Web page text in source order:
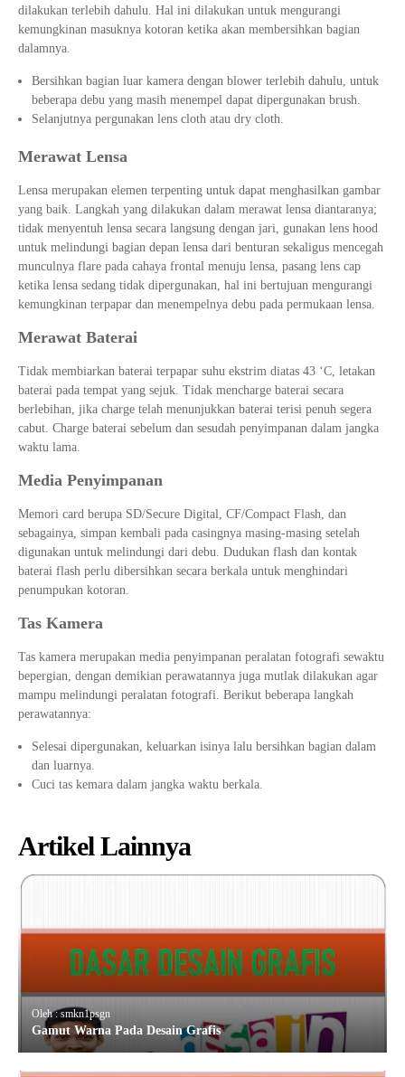
dilakukan terlebih dahulu. Hal ini dilakukan untuk mengurangi
kemungkinan masuknya kotoran ketika akan membersihkan bagian
dalamnya.
Bersihkan bagian luar kamera dengan blower terlebih dahulu, untuk
beberapa debu yang masih menempel dapat dipergunakan brush.
Selanjutnya pergunakan lens cloth atau dry cloth.
Merawat Lensa
Lensa merupakan elemen terpenting untuk dapat menghasilkan gambar
yang baik. Langkah yang dilakukan dalam merawat lensa diantaranya;
tidak menyentuh lensa secara langsung dengan jari, gunakan lens hood
untuk melindungi bagian depan lensa dari benturan sekaligus mencegah
munculnya flare pada cahaya frontal menuju lensa, pasang lens cap
ketika lensa sedang tidak dipergunakan, hal ini bertujuan mengurangi
kemungkinan terpapar dan menempelnya debu pada permukaan lensa.
Merawat Baterai
Tidak membiarkan baterai terpapar suhu ekstrim diatas 43 ‘C, letakan
baterai pada tempat yang sejuk. Tidak mencharge baterai secara
berlebihan, jika charge telah menunjukkan baterai terisi penuh segera
cabut. Charge baterai sebelum dan sesudah penyimpanan dalam jangka
waktu lama.
Media Penyimpanan
Memori card berupa SD/Secure Digital, CF/Compact Flash, dan
sebagainya, simpan kembali pada casingnya masing-masing setelah
digunakan untuk melindungi dari debu. Dudukan flash dan kontak
baterai flash perlu dibersihkan secara berkala untuk menghindari
penumpukan kotoran.
Tas Kamera
Tas kamera merupakan media penyimpanan peralatan fotografi sewaktu
bepergian, dengan demikian perawatannya juga mutlak dilakukan agar
mampu melindungi peralatan fotografi. Berikut beberapa langkah
perawatannya:
Selesai dipergunakan, keluarkan isinya lalu bersihkan bagian dalam
dan luarnya.
Cuci tas kemara dalam jangka waktu berkala.
Artikel Lainnya
Oleh : smkn1psgn
Gamut Warna Pada Desain Grafis